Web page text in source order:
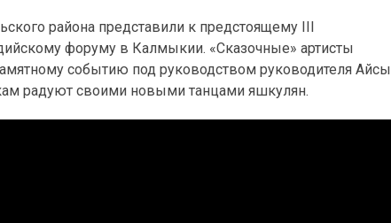
района представили к предстоящему III
форуму в Калмыкии. «Сказочные» артисты
событию под руководством руководителя Айсы
радуют своими новыми танцами яшкулян.